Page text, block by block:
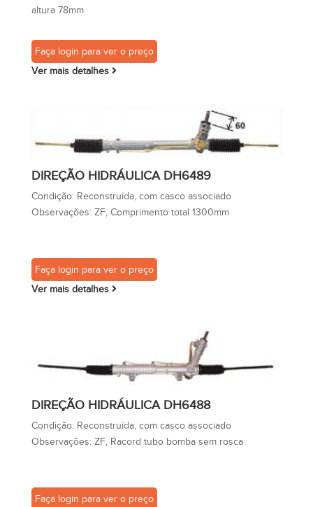
altura 78mm
Faça login para ver o preço
Ver mais detalhes
DIREÇÃO HIDRÁULICA DH6489
Condição: Reconstruída, com casco associado
Observações: ZF, Comprimento total 1300mm
Faça login para ver o preço
Ver mais detalhes
DIREÇÃO HIDRÁULICA DH6488
Condição: Reconstruída, com casco associado
Observações: ZF, Racord tubo bomba sem rosca
Faça login para ver o preço